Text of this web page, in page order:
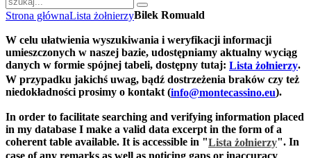
Strona głównaLista żołnierzyBilek Romuald
W celu ułatwienia wyszukiwania i weryfikacji informacji
umieszczonych w naszej bazie, udostępniamy aktualny wyciąg
danych w formie spójnej tabeli, dostępny tutaj: Lista żołnierzy.
W przypadku jakichś uwag, bądź dostrzeżenia braków czy też
niedokładności prosimy o kontakt (info@montecassino.eu).
In order to facilitate searching and verifying information placed
in my database I make a valid data excerpt in the form of a
coherent table available. It is accessible in "Lista żołnierzy". In